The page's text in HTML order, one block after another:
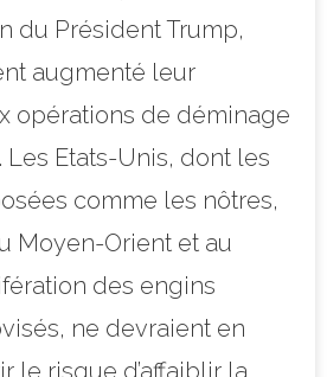
du Président Trump,
augmenté leur
opérations de déminage
Etats-Unis, dont les
comme les nôtres,
Moyen-Orient et au
des engins
ne devraient en
le risque d’affaiblir la